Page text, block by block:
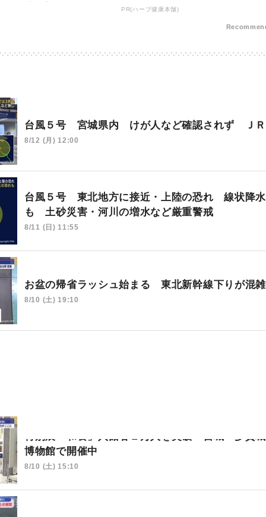
PR(ハーブ健康本舗)
台風５号 宮城県内 けが人など確認されず ＪＲ
8/12 (月) 12:00
台風５号 東北地方に接近・上陸の恐れ 線状降
も 土砂災害・河川の増水など厳重警戒
8/11 (日) 11:55
お盆の帰省ラッシュ始まる 東北新幹線下りが混
8/10 (土) 19:10
特別展「和食」入館者１万人を突破 宮城・多賀城
博物館で開催中
8/10 (土) 15:10